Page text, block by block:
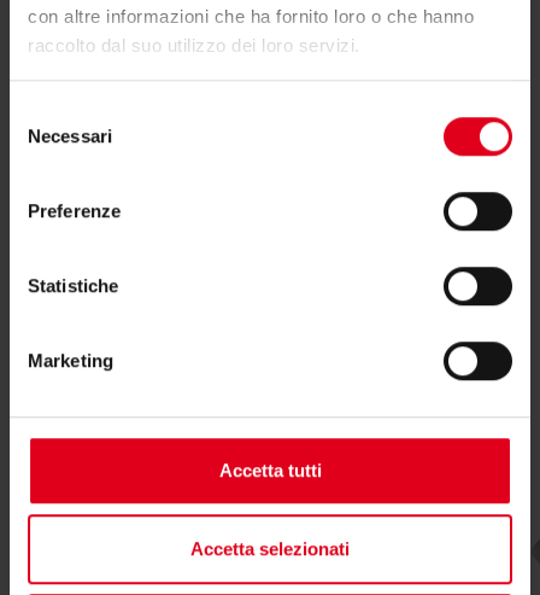
con altre informazioni che ha fornito loro o che hanno
raccolto dal suo utilizzo dei loro servizi.
delNecessari
Preferenze
Statistiche
Marketing
Accetta tutti
Accetta selezionati
Se hai bisogno di ulteriori informazioni contatta il
consulente tecnico o commerciale di zona.
Potrebbero interessarti anche